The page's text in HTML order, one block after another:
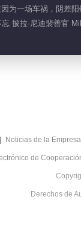
为一场车祸，阴差
披拉·尼迪裴善官
Noticias de la Empresa
de
Derechos de